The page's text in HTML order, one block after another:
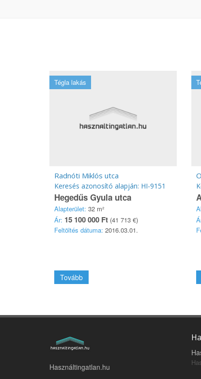
Tégla lakás
Radnóti Miklós utca
Keresés azonosító alapján: HI-9151
Hegedűs Gyula utca
Alapterület: 32 m²
Ár: 15 100 000 Ft (41 713 €)
Feltöltés dátuma: 2016.03.01.
Tovább
Használtingatlan.hu